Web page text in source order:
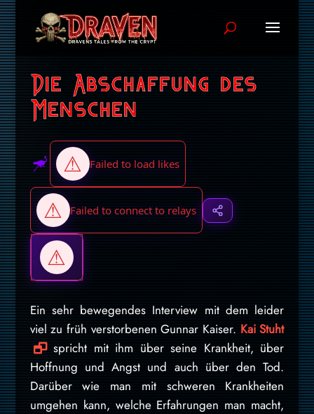
Die Abschaffung des
Menschen
Ein sehr bewegendes Interview mit dem leider
viel zu früh verstorbenen Gunnar Kaiser. Kai Stuht
spricht mit ihm über seine Krankheit, über
Hoffnung und Angst und auch über den Tod.
Darüber wie man mit schweren Krankheiten
umgehen kann, welche Erfahrungen man macht,